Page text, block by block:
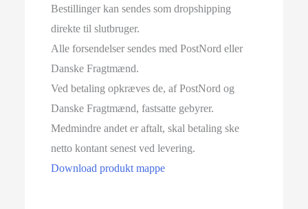
Bestillinger kan sendes som dropshipping
direkte til slutbruger.
Alle forsendelser sendes med PostNord eller
Danske Fragtmænd.
Ved betaling opkræves de, af PostNord og
Danske Fragtmænd, fastsatte gebyrer.
Medmindre andet er aftalt, skal betaling ske
netto kontant senest ved levering.
Download produkt mappe